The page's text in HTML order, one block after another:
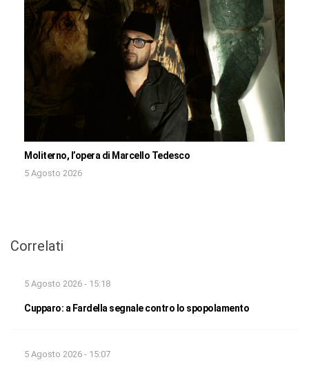
Moliterno, l’opera di Marcello Tedesco
5 Agosto 2026
Correlati
5 Agosto 2026 - 15:18
Cupparo: a Fardella segnale contro lo spopolamento
5 Agosto 2026 - 15:07